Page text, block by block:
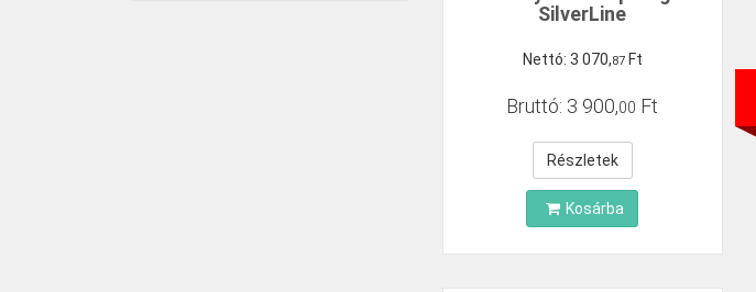
SilverLine
Nettó: 3 070,87 Ft
Bruttó: 3 900,00 Ft
Részletek
Kosárba